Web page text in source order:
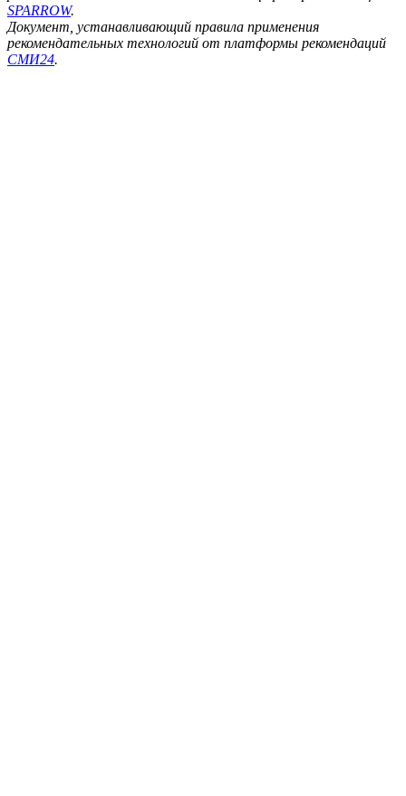
SPARROW.
Документ, устанавливающий правила применения
рекомендательных технологий от платформы рекомендаций
СМИ24.